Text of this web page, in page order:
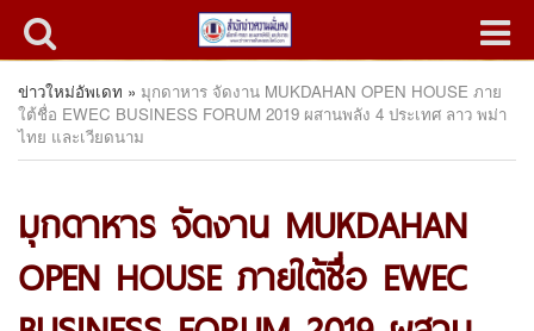
ข่าวใหม่อัพเดท » มุกดาหาร จัดงาน MUKDAHAN OPEN HOUSE ภาย
ใต้ชื่อ EWEC BUSINESS FORUM 2019 ผสานพลัง 4 ประเทศ ลาว พม่า
ไทย และเวียดนาม
มุกดาหาร จัดงาน MUKDAHAN
OPEN HOUSE ภายใต้ชื่อ EWEC